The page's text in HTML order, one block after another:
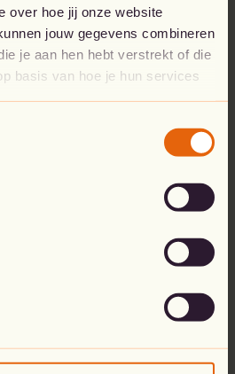
over hoe jij onze website
jouw gegevens combineren
je aan hen hebt verstrekt of die
basis van hoe je hun services
de startpagina